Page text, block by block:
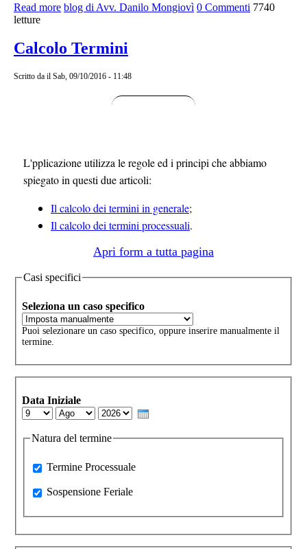
Read more about Strumento di calcolo dei termini.
blog di Avv. Danilo Mongiovì 0 Commenti 7740
letture
Calcolo Termini
Scritto da il Sab, 09/10/2016 - 11:48
L'pplicazione utilizza le regole ed i principi che abbiamo
spiegato in questi due articoli:
Il calcolo dei termini in generale;
Il calcolo dei termini processuali.
Apri form a tutta pagina
Casi specifici
Seleziona un caso specifico
Puoi selezionare un caso specifico, oppure inserire manualmente il
termine.
Data Iniziale
Day
Month Year
Natura del termine
Processuale
Termine Processuale
Sospensione Feriale
Sospensione Feriale